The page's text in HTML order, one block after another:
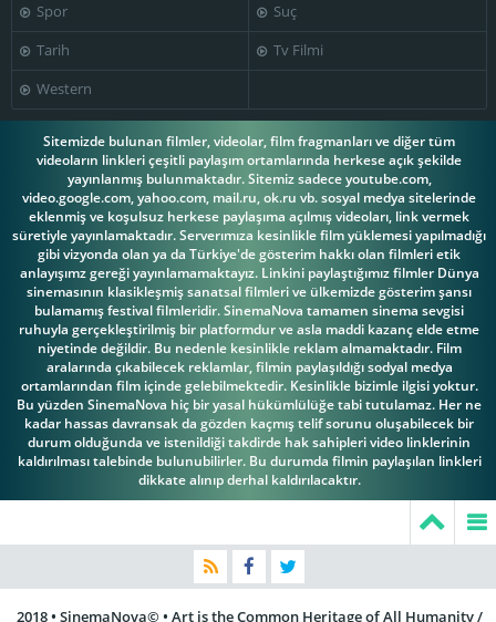
Spor
Suç
Tarih
Tv Filmi
Western
Sitemizde bulunan filmler, videolar, film fragmanları ve diğer tüm
videoların linkleri çeşitli paylaşım ortamlarında herkese açık şekilde
yayınlanmış bulunmaktadır. Sitemiz sadece youtube.com,
video.google.com, yahoo.com, mail.ru, ok.ru vb. sosyal medya sitelerinde
eklenmiş ve koşulsuz herkese paylaşıma açılmış videoları, link vermek
süretiyle yayınlamaktadır. Serverımıza kesinlikle film yüklemesi yapılmadığı
gibi vizyonda olan ya da Türkiye'de gösterim hakkı olan filmleri etik
anlayışımz gereği yayınlamamaktayız. Linkini paylaştığımız filmler Dünya
sinemasının klasikleşmiş sanatsal filmleri ve ülkemizde gösterim şansı
bulamamış festival filmleridir. SinemaNova tamamen sinema sevgisi
ruhuyla gerçekleştirilmiş bir platformdur ve asla maddi kazanç elde etme
niyetinde değildir. Bu nedenle kesinlikle reklam almamaktadır. Film
aralarında çıkabilecek reklamlar, filmin paylaşıldığı sodyal medya
ortamlarından film içinde gelebilmektedir. Kesinlikle bizimle ilgisi yoktur.
Bu yüzden SinemaNova hiç bir yasal hükümlülüğe tabi tutulamaz. Her ne
kadar hassas davransak da gözden kaçmış telif sorunu oluşabilecek bir
durum olduğunda ve istenildiği takdirde hak sahipleri video linklerinin
kaldırılması talebinde bulunubilirler. Bu durumda filmin paylaşılan linkleri
dikkate alınıp derhal kaldırılacaktır.
2018 • SinemaNova© • Art is the Common Heritage of All Humanity /